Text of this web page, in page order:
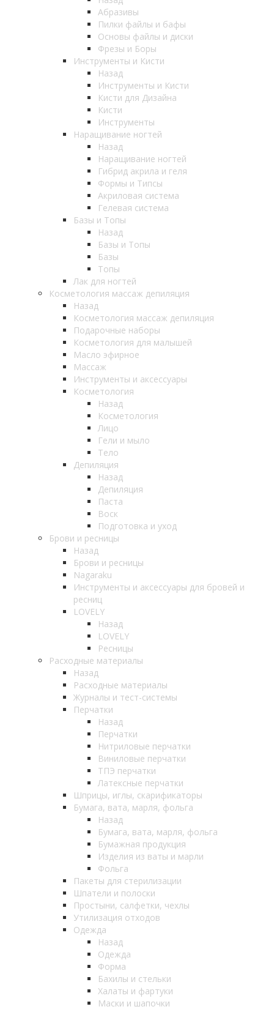
Абразивы
Пилки файлы и бафы
Основы файлы и диски
Фрезы и Боры
Инструменты и Кисти
Назад
Инструменты и Кисти
Кисти для Дизайна
Кисти
Инструменты
Наращивание ногтей
Назад
Наращивание ногтей
Гибрид акрила и геля
Формы и Типсы
Акриловая система
Гелевая система
Базы и Топы
Назад
Базы и Топы
Базы
Топы
Лак для ногтей
Косметология массаж депиляция
Назад
Косметология массаж депиляция
Подарочные наборы
Косметология для малышей
Масло эфирное
Массаж
Инструменты и аксессуары
Косметология
Назад
Косметология
Лицо
Гели и мыло
Тело
Депиляция
Назад
Депиляция
Паста
Воск
Подготовка и уход
Брови и ресницы
Назад
Брови и ресницы
Nagaraku
Инструменты и аксессуары для бровей и
ресниц
LOVELY
Назад
LOVELY
Ресницы
Расходные материалы
Назад
Расходные материалы
Журналы и тест-системы
Перчатки
Назад
Перчатки
Нитриловые перчатки
Виниловые перчатки
ТПЭ перчатки
Латексные перчатки
Шприцы, иглы, скарификаторы
Бумага, вата, марля, фольга
Назад
Бумага, вата, марля, фольга
Бумажная продукция
Изделия из ваты и марли
Фольга
Пакеты для стерилизации
Шпатели и полоски
Простыни, салфетки, чехлы
Утилизация отходов
Одежда
Назад
Одежда
Форма
Бахилы и стельки
Халаты и фартуки
Маски и шапочки